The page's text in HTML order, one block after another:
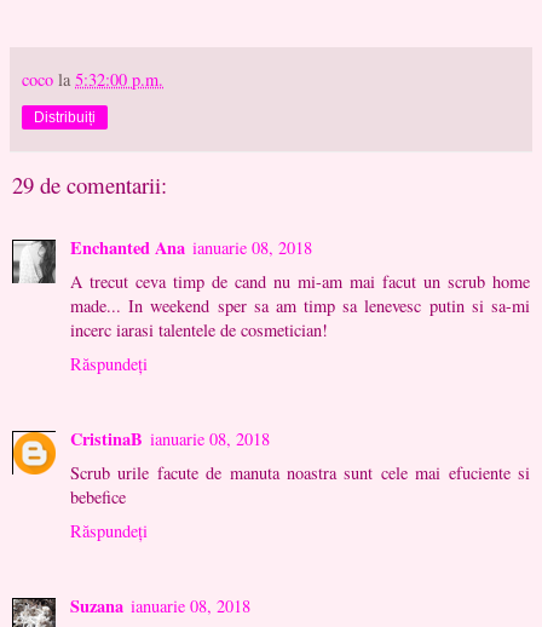
coco la 5:32:00 p.m.
Distribuiți
29 de comentarii:
Enchanted Ana ianuarie 08, 2018
A trecut ceva timp de cand nu mi-am mai facut un scrub home
made... In weekend sper sa am timp sa lenevesc putin si sa-mi
incerc iarasi talentele de cosmetician!
Răspundeți
CristinaB ianuarie 08, 2018
Scrub urile facute de manuta noastra sunt cele mai efuciente si
bebefice
Răspundeți
Suzana ianuarie 08, 2018